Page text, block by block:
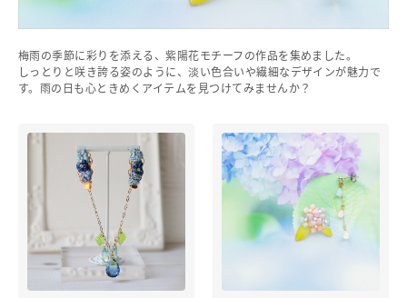
ご利用ガイド よくある質問 お問い合わせ
梅雨の季節に彩りを添える、紫陽花モチーフの作品を集めました。
しっとりと咲き誇る姿のように、淡い色合いや繊細なデザインが魅力で
す。雨の日も心ときめくアイテムを見つけてみませんか？